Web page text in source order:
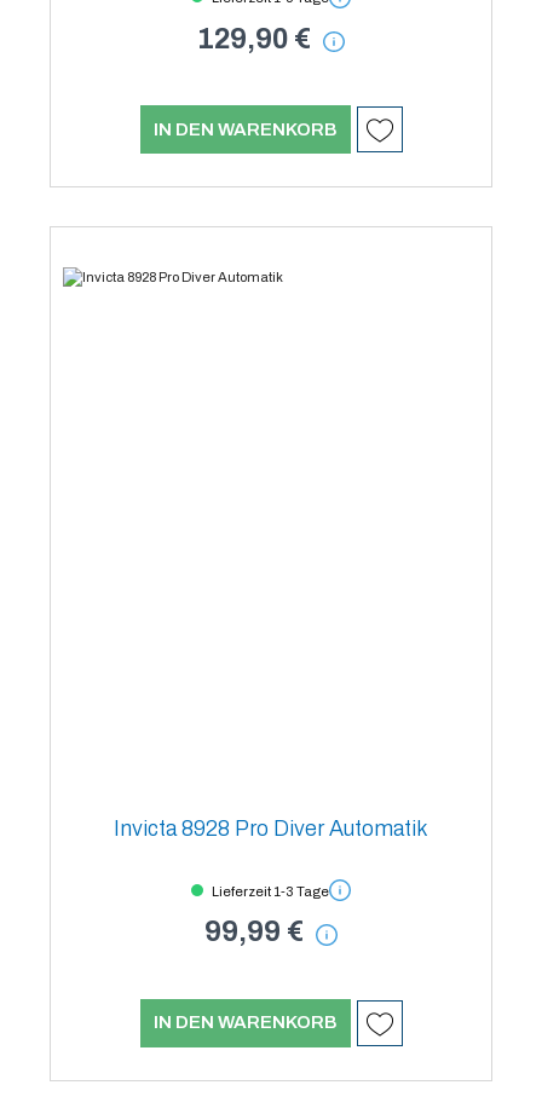
129,90 €
IN DEN WARENKORB
Invicta 8928 Pro Diver Automatik
Lieferzeit 1-3 Tage
99,99 €
IN DEN WARENKORB